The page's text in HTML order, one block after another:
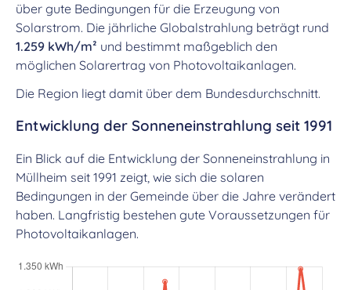
über gute Bedingungen für die Erzeugung von
Solarstrom. Die jährliche Globalstrahlung beträgt rund
1.259 kWh/m² und bestimmt maßgeblich den
möglichen Solarertrag von Photovoltaikanlagen.
Die Region liegt damit über dem Bundesdurchschnitt.
Entwicklung der Sonneneinstrahlung seit 1991
Ein Blick auf die Entwicklung der Sonneneinstrahlung in
Müllheim seit 1991 zeigt, wie sich die solaren
Bedingungen in der Gemeinde über die Jahre verändert
haben. Langfristig bestehen gute Voraussetzungen für
Photovoltaikanlagen.